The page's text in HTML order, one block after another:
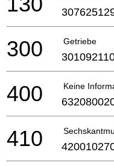
Getriebe
300
Keine
400
410